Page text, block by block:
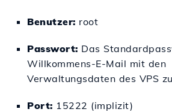
Benutzer: root
Passwort: Das
Willkommens-E-Mail mit den
Verwaltungsdaten des VPS
Port: 15222 (implizit)